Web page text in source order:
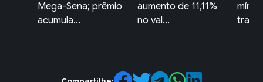
aumento de 11,11%
no val...
mínimo no
transporte d...